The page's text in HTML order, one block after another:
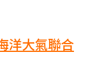
洋大氣聯合